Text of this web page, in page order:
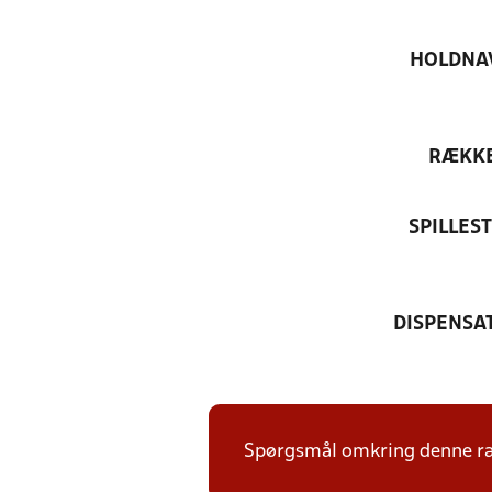
Spørgsmål omkring denne